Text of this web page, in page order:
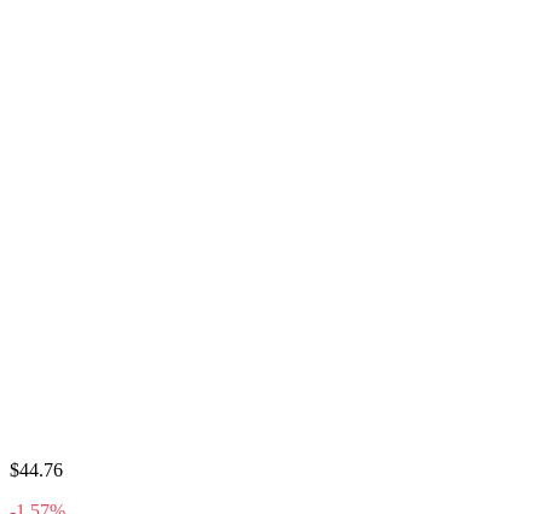
$44.76